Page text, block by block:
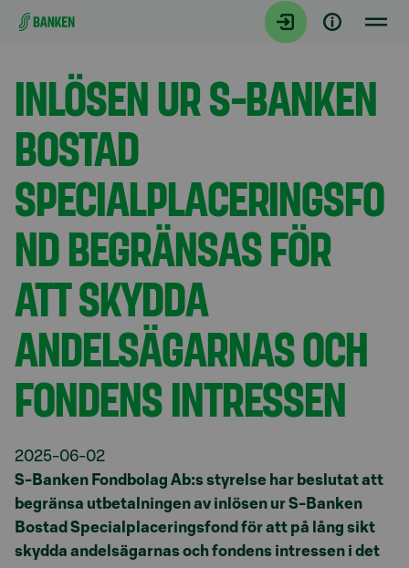
Gå direkt till innehållet
Aktuellt
INLÖSEN UR S-BANKEN
BOSTAD
SPECIALPLACERINGSFO
ND BEGRÄNSAS FÖR
ATT SKYDDA
ANDELSÄGARNAS OCH
FONDENS INTRESSEN
2025-06-02
S-Banken Fondbolag Ab:s styrelse har beslutat att
begränsa utbetalningen av inlösen ur S-Banken
Bostad Specialplaceringsfond för att på lång sikt
skydda andelsägarnas och fondens intressen i det